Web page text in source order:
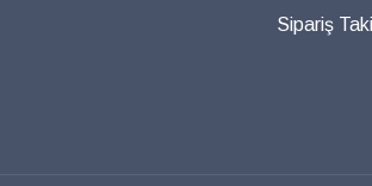
Sipariş